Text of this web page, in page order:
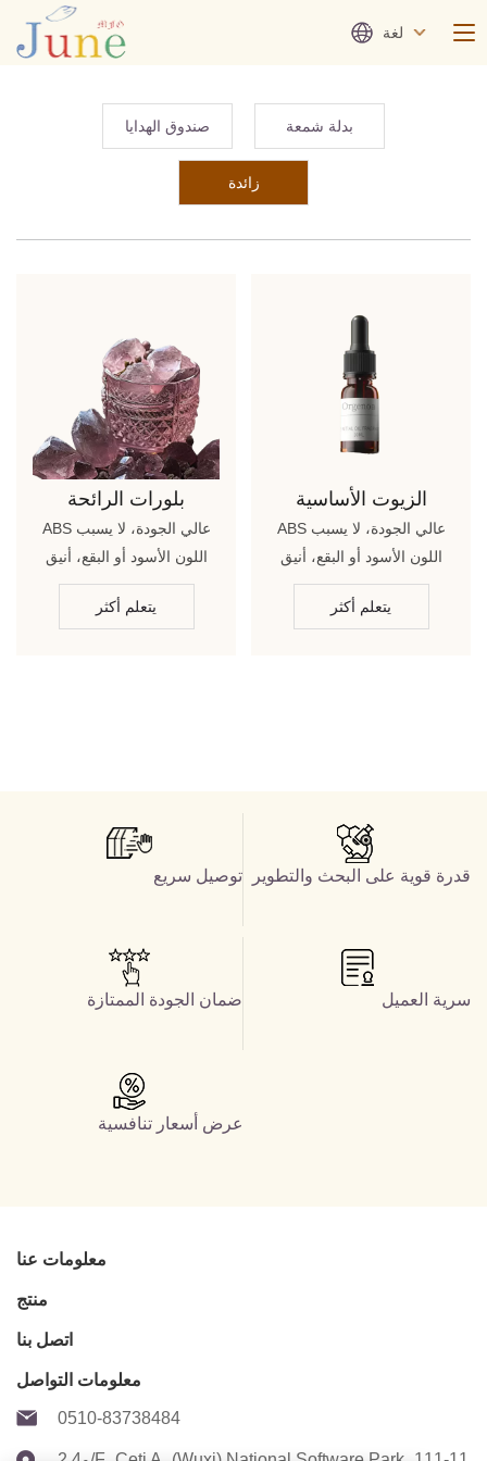
لغة
صندوق الهدايا بدلة شمعة
زائدة
بلورات الرائحة
ABS عالي الجودة، لا يسبب
اللون الأسود أو البقع، أنيق
وجميل
يتعلم أكثر
الزيوت الأساسية
ABS عالي الجودة، لا يسبب
اللون الأسود أو البقع، أنيق
وجميل
يتعلم أكثر
توصيل سريع قدرة قوية على البحث والتطوير
ضمان الجودة الممتازة سرية العميل
عرض أسعار تنافسية
معلومات عنا
منتج
اتصل بنا
معلومات التواصل
0510-83738484